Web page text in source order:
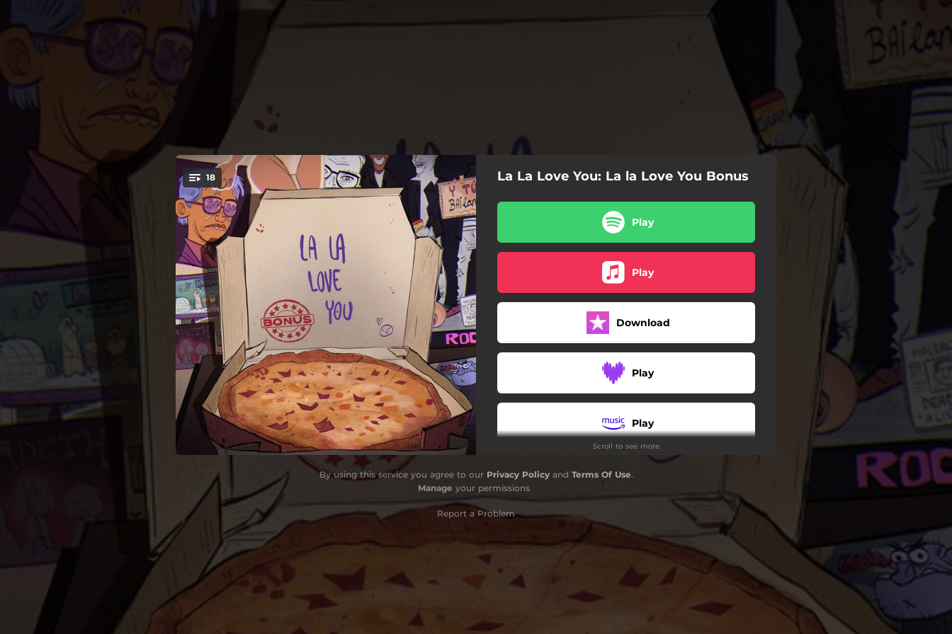
You're all set!
18
Super (Héroe)
03:55
Dime por Qué
02:09
Poco a Poco
03:53
Irene
03:21
Alucina Vecina
03:01
El Momento Perfecto
02:48
Intro
00:12
Es Inevitable
03:22
Laponia
Más Colao Que el Colacao
02:41
Pócima del Amor
02:54
03:12
La La Love You: La la Love You Bonus
Play
Play
Download
Play
Play
Scroll to see more
By using this service you agree to our Privacy Policyand Terms Of Use.
Manage your permissions
Report a Problem